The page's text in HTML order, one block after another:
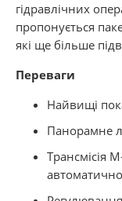
гідравлічних
пропонується
які ще більше
Переваги
Найвищі
Панорамне
Трансмісія